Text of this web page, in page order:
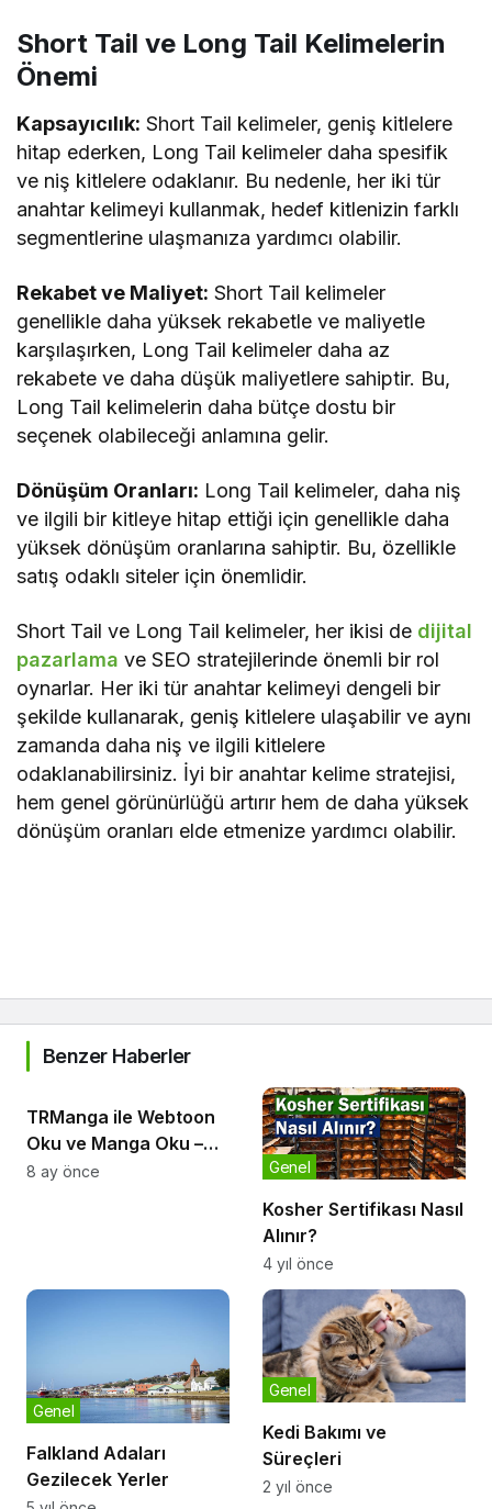
Short Tail ve Long Tail Kelimelerin
Önemi
Kapsayıcılık: Short Tail kelimeler, geniş kitlelere
hitap ederken, Long Tail kelimeler daha spesifik
ve niş kitlelere odaklanır. Bu nedenle, her iki tür
anahtar kelimeyi kullanmak, hedef kitlenizin farklı
segmentlerine ulaşmanıza yardımcı olabilir.
Rekabet ve Maliyet: Short Tail kelimeler
genellikle daha yüksek rekabetle ve maliyetle
karşılaşırken, Long Tail kelimeler daha az
rekabete ve daha düşük maliyetlere sahiptir. Bu,
Long Tail kelimelerin daha bütçe dostu bir
seçenek olabileceği anlamına gelir.
Dönüşüm Oranları: Long Tail kelimeler, daha niş
ve ilgili bir kitleye hitap ettiği için genellikle daha
yüksek dönüşüm oranlarına sahiptir. Bu, özellikle
satış odaklı siteler için önemlidir.
Short Tail ve Long Tail kelimeler, her ikisi de dijital
pazarlama ve SEO stratejilerinde önemli bir rol
oynarlar. Her iki tür anahtar kelimeyi dengeli bir
şekilde kullanarak, geniş kitlelere ulaşabilir ve aynı
zamanda daha niş ve ilgili kitlelere
odaklanabilirsiniz. İyi bir anahtar kelime stratejisi,
hem genel görünürlüğü artırır hem de daha yüksek
dönüşüm oranları elde etmenize yardımcı olabilir.
Benzer Haberler
TRManga ile Webtoon
Oku ve Manga Oku –
Türkçe Webtoon
8 ay önce
Kosher Sertifikası Nasıl
Alınır?
Genel
4 yıl önce
Falkland Adaları
Gezilecek Yerler
Genel
Kedi Bakımı ve
Süreçleri
Genel
2 yıl önce